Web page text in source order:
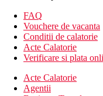
balcon, terasa
Alte tipuri de
facilitatile de mai sus)
Camera dubla,
Camera dubla,
Camera de
Descrierea hotelului
hol de intrare
FAQ
Vouchere de vacanta
Conditii de calatorie
Acte Calatorie
Verificare si plata
Acte Calatorie
Agentii